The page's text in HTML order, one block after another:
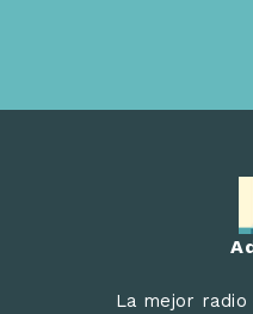
La mejor